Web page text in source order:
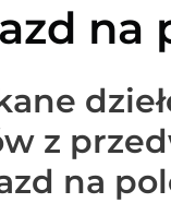
na
z
na